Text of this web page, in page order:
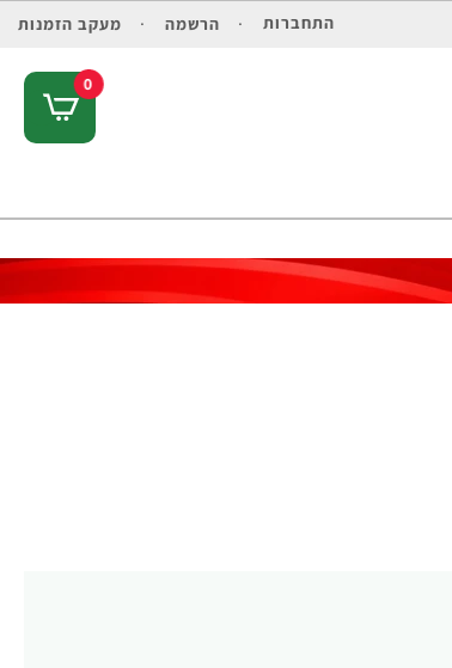
התחברות הרשמה מעקב הזמנות
0